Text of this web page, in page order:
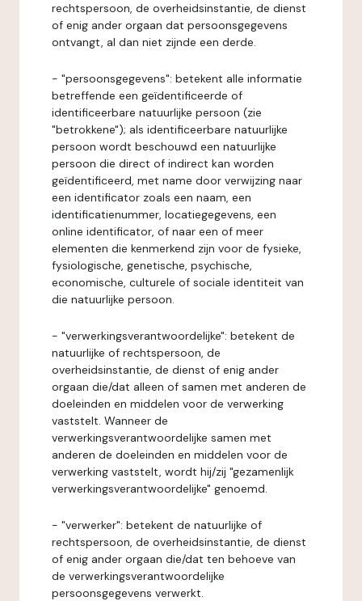
rechtspersoon, de overheidsinstantie, de dienst
of enig ander orgaan dat persoonsgegevens
ontvangt, al dan niet zijnde een derde.
- "persoonsgegevens": betekent alle informatie
betreffende een geïdentificeerde of
identificeerbare natuurlijke persoon (zie
"betrokkene"); als identificeerbare natuurlijke
persoon wordt beschouwd een natuurlijke
persoon die direct of indirect kan worden
geïdentificeerd, met name door verwijzing naar
een identificator zoals een naam, een
identificatienummer, locatiegegevens, een
online identificator, of naar een of meer
elementen die kenmerkend zijn voor de fysieke,
fysiologische, genetische, psychische,
economische, culturele of sociale identiteit van
die natuurlijke persoon.
- "verwerkingsverantwoordelijke": betekent de
natuurlijke of rechtspersoon, de
overheidsinstantie, de dienst of enig ander
orgaan die/dat alleen of samen met anderen de
doeleinden en middelen voor de verwerking
vaststelt. Wanneer de
verwerkingsverantwoordelijke samen met
anderen de doeleinden en middelen voor de
verwerking vaststelt, wordt hij/zij "gezamenlijk
verwerkingsverantwoordelijke" genoemd.
- "verwerker": betekent de natuurlijke of
rechtspersoon, de overheidsinstantie, de dienst
of enig ander orgaan die/dat ten behoeve van
de verwerkingsverantwoordelijke
persoonsgegevens verwerkt.